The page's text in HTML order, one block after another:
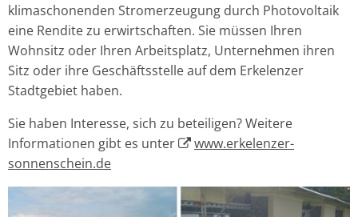
klimaschonenden Stromerzeugung durch Photovoltaik
eine Rendite zu erwirtschaften. Sie müssen Ihren
Wohnsitz oder Ihren Arbeitsplatz, Unternehmen ihren
Sitz oder ihre Geschäftsstelle auf dem Erkelenzer
Stadtgebiet haben.
Sie haben Interesse, sich zu beteiligen? Weitere
Informationen gibt es unter
www.erkelenzer-
sonnenschein.de